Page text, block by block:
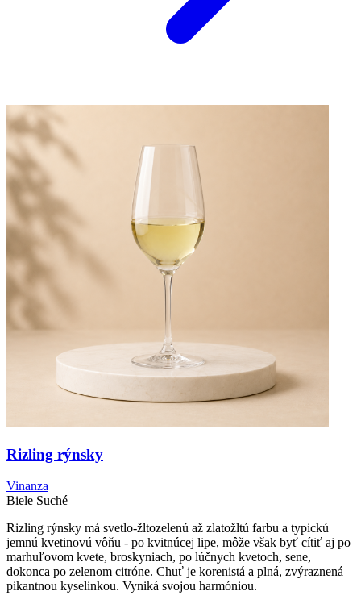
Rizling rýnsky
Vinanza
Biele Suché
Rizling rýnsky má svetlo-žltozelenú až zlatožltú farbu a typickú
jemnú kvetinovú vôňu - po kvitnúcej lipe, môže však byť cítiť aj po
marhuľovom kvete, broskyniach, po lúčnych kvetoch, sene,
dokonca po zelenom citróne. Chuť je korenistá a plná, zvýraznená
pikantnou kyselinkou. Vyniká svojou harmóniou.